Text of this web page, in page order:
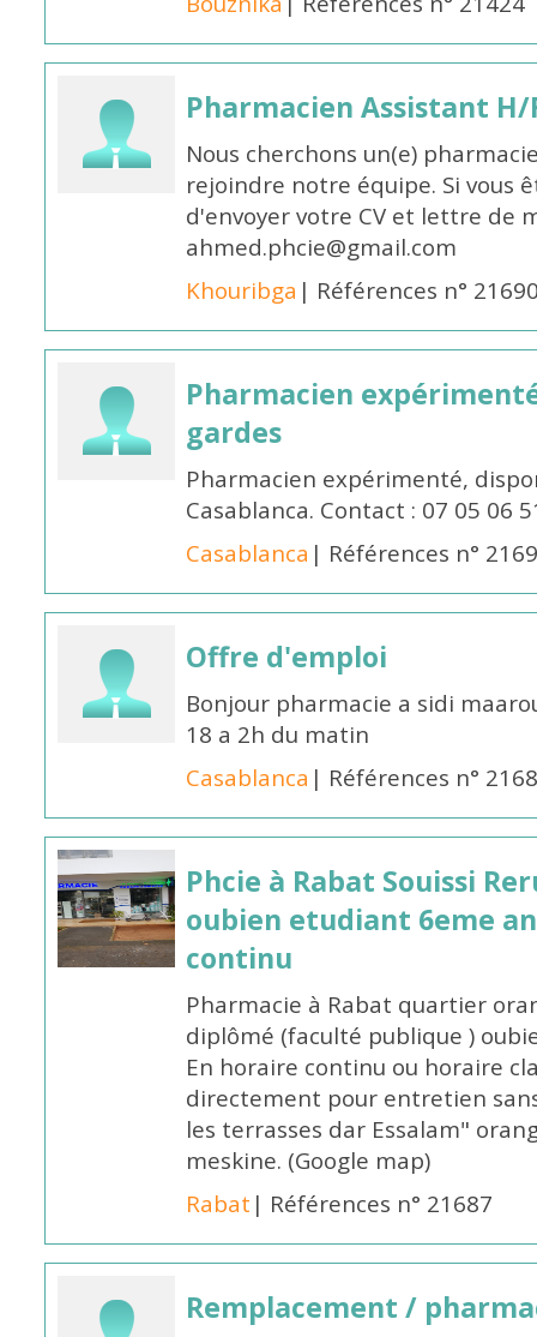
Pharmacien Assistant
Nous cherchons un(e)
rejoindre notre équipe. Si vous
d'envoyer votre CV et lettre de
ahmed.phcie@gmail.com
Khouribga | Références n°
Pharmacien
gardes
Pharmacien expérimenté,
Casablanca. Contact : 07 05 06
Casablanca | Références n°
Offre d'emploi
Bonjour pharmacie a sidi
18 a 2h du matin
Casablanca | Références n°
Phcie à Rabat Souissi
oubien etudiant 6eme
continu
Pharmacie à Rabat quartier
diplômé (faculté publique )
En horaire continu ou horaire
directement pour entretien
les terrasses dar Essalam"
meskine. (Google map)
Rabat | Références n° 21687
Remplacement /